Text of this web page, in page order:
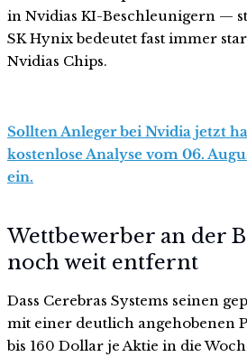
in Nvidias KI-Beschleunigern —
SK Hynix bedeutet fast immer
Nvidias Chips.
Sollten Anleger bei Nvidia jetzt
kostenlose Analyse vom 06.
ein.
Wettbewerber an der
noch weit entfernt
Dass Cerebras Systems seinen
mit einer deutlich angehobenen
bis 160 Dollar je Aktie in die